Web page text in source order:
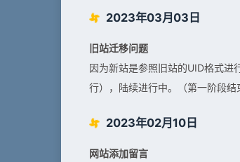
2023年03月03日
旧站迁移问题
因为新站是参照旧站的UID格式进
行），陆续进行中。（第一阶段
2023年02月10日
网站添加留言